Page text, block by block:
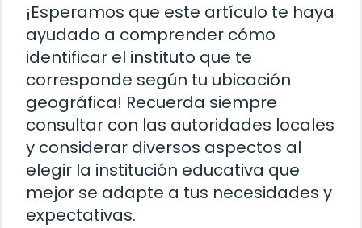
¡Esperamos que este artículo te haya
ayudado a comprender cómo
identificar el instituto que te
corresponde según tu ubicación
geográfica! Recuerda siempre
consultar con las autoridades locales
y considerar diversos aspectos al
elegir la institución educativa que
mejor se adapte a tus necesidades y
expectativas.